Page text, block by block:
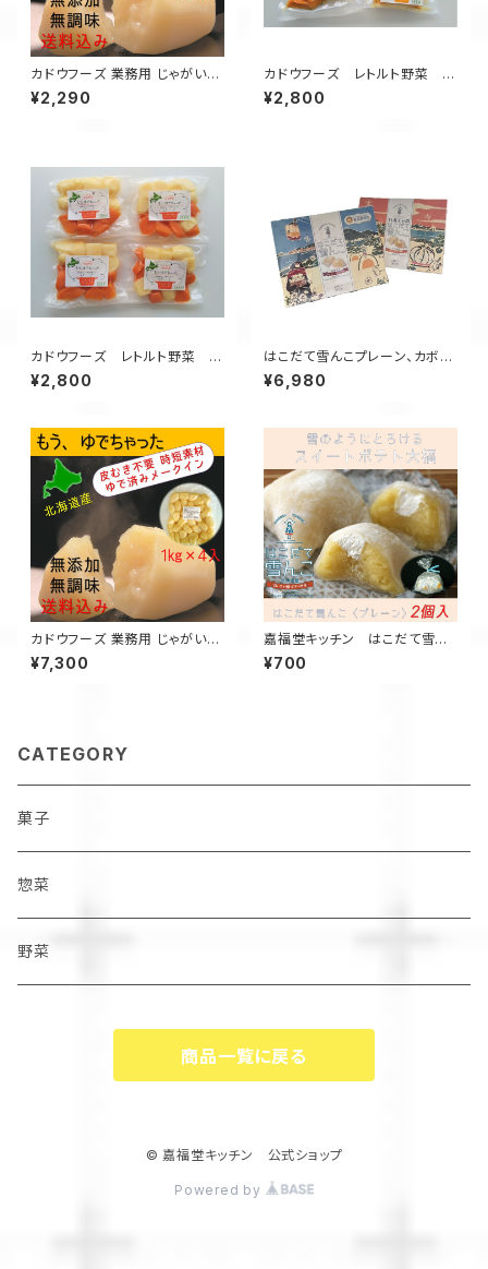
カドウフーズ 業務用 じゃがい
も もうゆでちゃった 1㎏×1パッ
ク / 北海道 無添加 非常食 時
¥2,290
カドウフーズ レトルト野菜 も
うゆでちゃった カボチャ 200
g×4パック / 北海道 無添加 非
¥2,800
カドウフーズ レトルト野菜 も
うゆでちゃった じゃがいもと人
参ミックス 200g×4パック/ 北
¥2,800
はこだて雪んこプレーン、カボチ
ャ6個入×各1箱
¥6,980
カドウフーズ 業務用 じゃがい
も もうゆでちゃった 1㎏×4パ
ック / 北海道 無添加 非常食 時
¥7,300
嘉福堂キッチン はこだて雪ん
こ プレーン2個入 / スイートポ
テト 大福 北海道限定 函館 手作
¥700
CATEGORY
菓子
惣菜
野菜
商品一覧に戻る
© 嘉福堂キッチン 公式ショップ
Powered by